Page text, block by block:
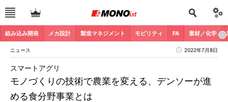
組み込み開発 メカ設計 製造マネジメント モビリティ FA 素材／化学
ニュース 2022年7月8日
モノづくりの技術で農業を変える、デンソーが進
める食分野事業とは
スマートアグリ